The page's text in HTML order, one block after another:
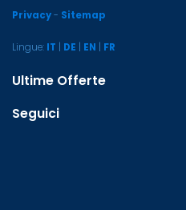
Privacy- Sitemap
Lingue: IT DE EN FR
Ultime Offerte
Seguici